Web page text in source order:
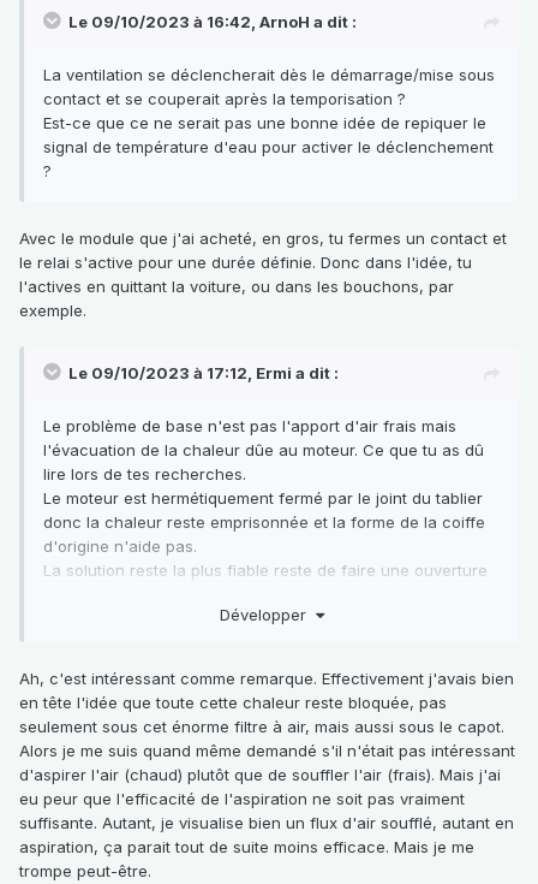
Le 09/10/2023 à 16:42, ArnoH a dit :
La ventilation se déclencherait dès le démarrage/mise sous
contact et se couperait après la temporisation ?
Est-ce que ce ne serait pas une bonne idée de repiquer le
signal de température d'eau pour activer le déclenchement
?
Avec le module que j'ai acheté, en gros, tu fermes un contact et
le relai s'active pour une durée définie. Donc dans l'idée, tu
l'actives en quittant la voiture, ou dans les bouchons, par
exemple.
Le 09/10/2023 à 17:12, Ermi a dit :
Le problème de base n'est pas l'apport d'air frais mais
l'évacuation de la chaleur dûe au moteur. Ce que tu as dû
lire lors de tes recherches.
Le moteur est hermétiquement fermé par le joint du tablier
donc la chaleur reste emprisonnée et la forme de la coiffe
d'origine n'aide pas.
La solution reste la plus fiable reste de faire une ouverture
Développer
Ah, c'est intéressant comme remarque. Effectivement j'avais bien
en tête l'idée que toute cette chaleur reste bloquée, pas
seulement sous cet énorme filtre à air, mais aussi sous le capot.
Alors je me suis quand même demandé s'il n'était pas intéressant
d'aspirer l'air (chaud) plutôt que de souffler l'air (frais). Mais j'ai
eu peur que l'efficacité de l'aspiration ne soit pas vraiment
suffisante. Autant, je visualise bien un flux d'air soufflé, autant en
aspiration, ça parait tout de suite moins efficace. Mais je me
trompe peut-être.